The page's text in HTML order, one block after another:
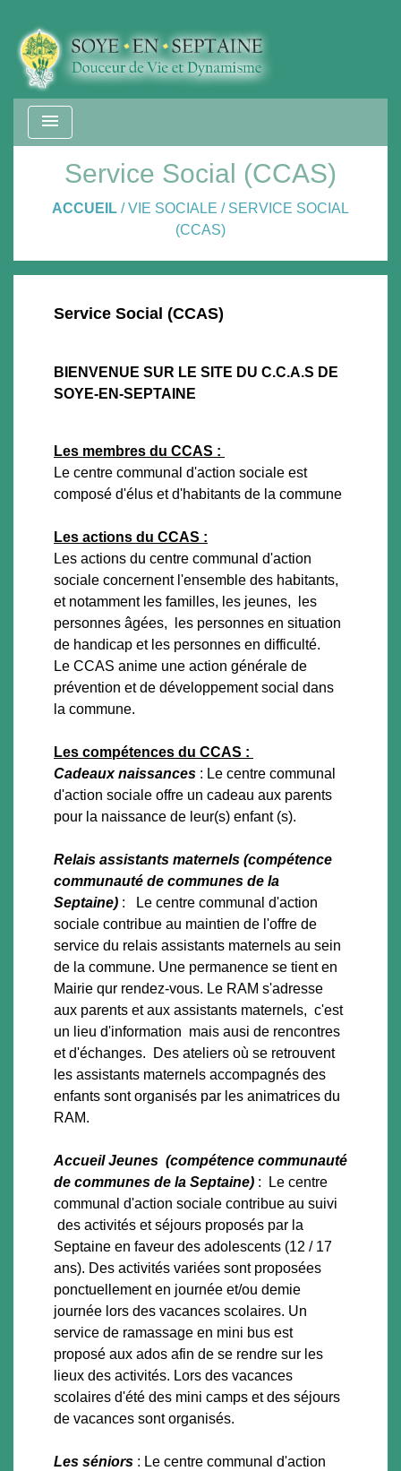
menu
Service Social (CCAS)
ACCUEIL /VIE SOCIALE / SERVICE SOCIAL
(CCAS)
Service Social (CCAS)
BIENVENUE SUR LE SITE DU C.C.A.S DE
SOYE-EN-SEPTAINE
Les membres du CCAS :
Le centre communal d'action sociale est
composé d'élus et d'habitants de la commune
Les actions du CCAS :
Les actions du centre communal d'action
sociale concernent l'ensemble des habitants,
et notamment les familles, les jeunes, les
personnes âgées, les personnes en situation
de handicap et les personnes en difficulté.
Le CCAS anime une action générale de
prévention et de développement social dans
la commune.
Les compétences du CCAS :
Cadeaux naissances : Le centre communal
d'action sociale offre un cadeau aux parents
pour la naissance de leur(s) enfant (s).
Relais assistants maternels (compétence
communauté de communes de la
Septaine) : Le centre communal d'action
sociale contribue au maintien de l'offre de
service du relais assistants maternels au sein
de la commune. Une permanence se tient en
Mairie qur rendez-vous. Le RAM s'adresse
aux parents et aux assistants maternels, c'est
un lieu d'information mais ausi de rencontres
et d'échanges. Des ateliers où se retrouvent
les assistants maternels accompagnés des
enfants sont organisés par les animatrices du
RAM.
Accueil Jeunes (compétence communauté
de communes de la Septaine) : Le centre
communal d'action sociale contribue au suivi
des activités et séjours proposés par la
Septaine en faveur des adolescents (12 / 17
ans). Des activités variées sont proposées
ponctuellement en journée et/ou demie
journée lors des vacances scolaires. Un
service de ramassage en mini bus est
proposé aux ados afin de se rendre sur les
lieux des activités. Lors des vacances
scolaires d'été des mini camps et des séjours
de vacances sont organisés.
Les séniors : Le centre communal d'action